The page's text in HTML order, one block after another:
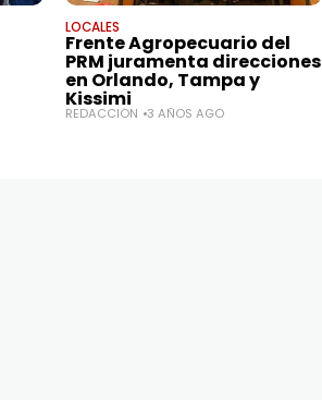
LOCALES
Frente Agropecuario del
PRM juramenta direcciones
en Orlando, Tampa y
Kissimi
REDACCIÓN 3 AÑOS AGO